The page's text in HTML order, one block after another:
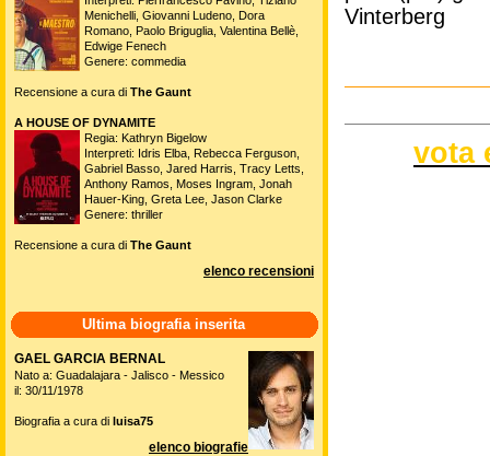
Vinterberg
vota
Menichelli, Giovanni Ludeno, Dora
Romano, Paolo Briguglia, Valentina Bellè,
Edwige Fenech
Genere: commedia
Recensione a cura di The Gaunt
A HOUSE OF DYNAMITE
Regia: Kathryn Bigelow
Interpreti: Idris Elba, Rebecca Ferguson,
Gabriel Basso, Jared Harris, Tracy Letts,
Anthony Ramos, Moses Ingram, Jonah
Hauer-King, Greta Lee, Jason Clarke
Genere: thriller
Recensione a cura di The Gaunt
elenco recensioni
Ultima biografia inserita
GAEL GARCIA BERNAL
Nato a: Guadalajara - Jalisco - Messico
il: 30/11/1978
Biografia a cura di luisa75
elenco biografie